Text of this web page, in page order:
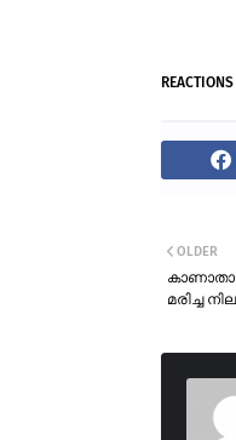
REACTIONS
OLDER
മരിച്ച